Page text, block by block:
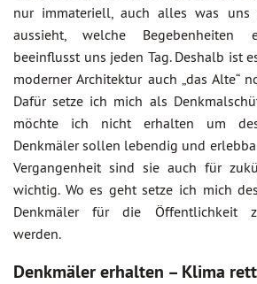
nur immateriell, auch alles was
aussieht, welche Begebenheiten
beeinflusst uns jeden Tag. Deshalb ist
moderner Architektur auch „das Alte“
Dafür setze ich mich als
möchte ich nicht erhalten um
Denkmäler sollen lebendig und
Vergangenheit sind sie auch für
wichtig. Wo es geht setze ich mich
Denkmäler für die Öffentlichkeit
werden.
Denkmäler erhalten – Klima